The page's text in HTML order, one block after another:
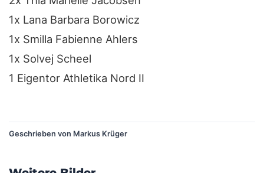
1x Lana Barbara Borowicz
1x Smilla Fabienne Ahlers
1x Solvej Scheel
1 Eigentor Athletika Nord II
?
Geschrieben von Markus Krüger